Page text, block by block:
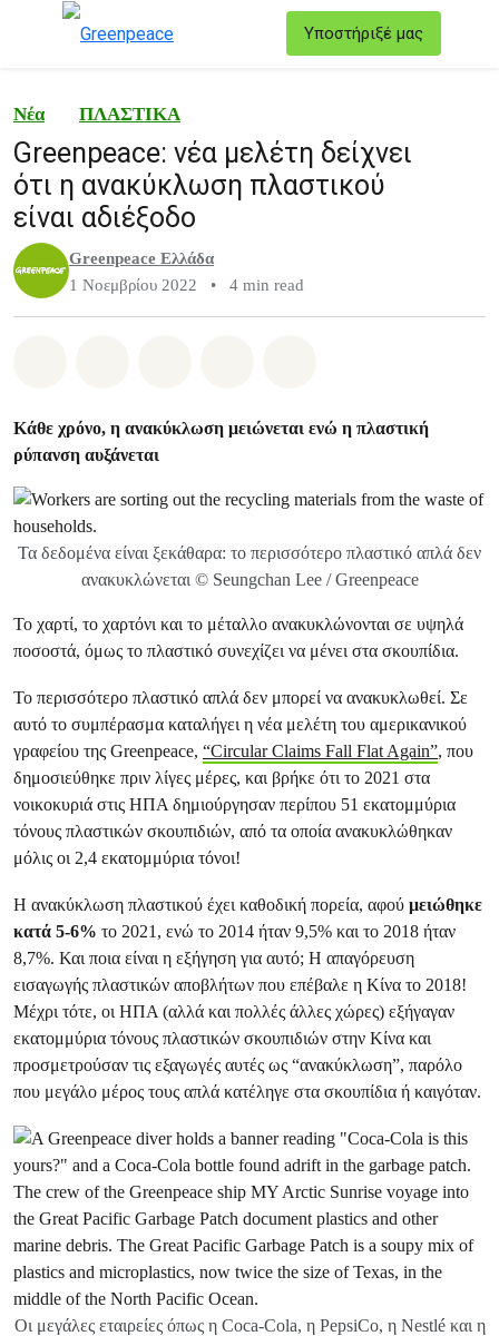
Υποστήριξέ μας
Νέα ΠΛΑΣΤΙΚΑ
Greenpeace: νέα μελέτη δείχνει
ότι η ανακύκλωση πλαστικού
είναι αδιέξοδο
Greenpeace Ελλάδα
1 Νοεμβρίου 2022
• 4 min read
Κάθε χρόνο, η ανακύκλωση μειώνεται ενώ η πλαστική
ρύπανση αυξάνεται
Τα δεδομένα είναι ξεκάθαρα: το περισσότερο πλαστικό απλά δεν
ανακυκλώνεται © Seungchan Lee / Greenpeace
Το χαρτί, το χαρτόνι και το μέταλλο ανακυκλώνονται σε υψηλά
ποσοστά, όμως το πλαστικό συνεχίζει να μένει στα σκουπίδια.
Το περισσότερο πλαστικό απλά δεν μπορεί να ανακυκλωθεί. Σε
αυτό το συμπέρασμα καταλήγει η νέα μελέτη του αμερικανικού
γραφείου της Greenpeace, “Circular Claims Fall Flat Again”, που
δημοσιεύθηκε πριν λίγες μέρες, και βρήκε ότι το 2021 στα
νοικοκυριά στις ΗΠΑ δημιούργησαν περίπου 51 εκατομμύρια
τόνους πλαστικών σκουπιδιών, από τα οποία ανακυκλώθηκαν
μόλις οι 2,4 εκατομμύρια τόνοι!
Η ανακύκλωση πλαστικού έχει καθοδική πορεία, αφού μειώθηκε
κατά 5-6% το 2021, ενώ το 2014 ήταν 9,5% και το 2018 ήταν
8,7%. Και ποια είναι η εξήγηση για αυτό; Η απαγόρευση
εισαγωγής πλαστικών αποβλήτων που επέβαλε η Κίνα το 2018!
Μέχρι τότε, οι ΗΠΑ (αλλά και πολλές άλλες χώρες) εξήγαγαν
εκατομμύρια τόνους πλαστικών σκουπιδιών στην Κίνα και
προσμετρούσαν τις εξαγωγές αυτές ως “ανακύκλωση”, παρόλο
που μεγάλο μέρος τους απλά κατέληγε στα σκουπίδια ή καιγόταν.
Οι μεγάλες εταιρείες όπως η Coca-Cola, η PepsiCo, η Nestlé και η